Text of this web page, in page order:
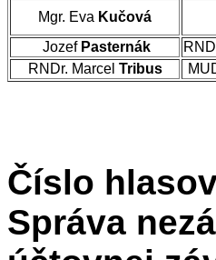
Mgr. Eva Kučová
Jozef Pasternák
RNDr. Marcel Tribus
Číslo
Správa